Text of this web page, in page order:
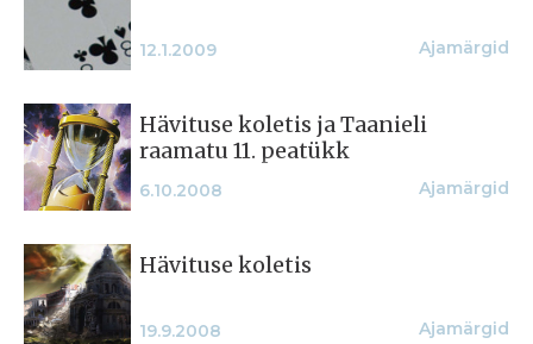
12.1.2009 Ajamärgid
Hävituse koletis ja Taanieli
raamatu 11. peatükk
6.10.2008 Ajamärgid
Hävituse koletis
19.9.2008 Ajamärgid